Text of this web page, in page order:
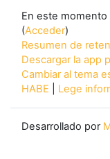
En este
(Acceder)
Resumen de
Descargar la app
Cambiar al tema
HABE
Lege
Desarrollado por